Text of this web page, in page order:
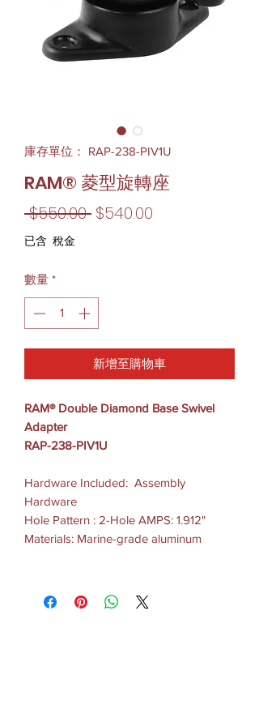
庫存單位： RAP-238-PIV1U
RAM® 菱型旋轉座
$550.00 一
格
$540.00
已含 稅金
數量 *
新增至購物車
RAM® Double Diamond Base Swivel
Adapter
RAP-238-PIV1U
Hardware Included: Assembly
Hardware
Hole Pattern : 2-Hole AMPS: 1.912"
Materials: Marine-grade aluminum